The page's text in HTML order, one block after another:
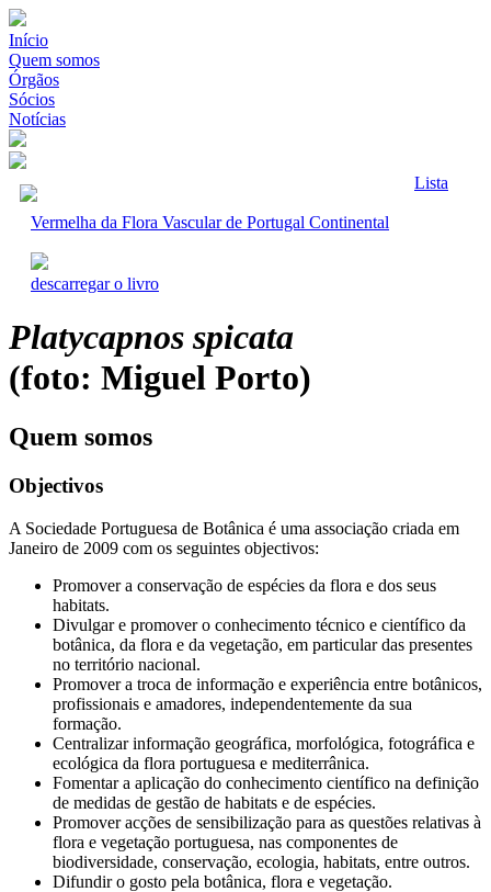
Início
Quem somos
Órgãos
Sócios
Notícias
Lista
Vermelha da Flora Vascular de Portugal Continental
descarregar o livro
Platycapnos spicata
(foto: Miguel Porto)
Quem somos
Objectivos
A Sociedade Portuguesa de Botânica é uma associação criada em
Janeiro de 2009 com os seguintes objectivos:
Promover a conservação de espécies da flora e dos seus
habitats.
Divulgar e promover o conhecimento técnico e científico da
botânica, da flora e da vegetação, em particular das presentes
no território nacional.
Promover a troca de informação e experiência entre botânicos,
profissionais e amadores, independentemente da sua
formação.
Centralizar informação geográfica, morfológica, fotográfica e
ecológica da flora portuguesa e mediterrânica.
Fomentar a aplicação do conhecimento científico na definição
de medidas de gestão de habitats e de espécies.
Promover acções de sensibilização para as questões relativas à
flora e vegetação portuguesa, nas componentes de
biodiversidade, conservação, ecologia, habitats, entre outros.
Difundir o gosto pela botânica, flora e vegetação.